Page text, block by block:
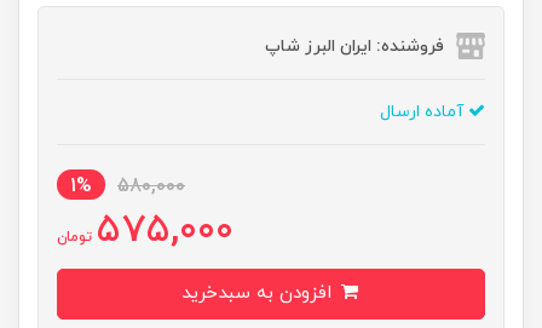
فروشنده: ایران البرز شاپ
آماده ارسال
580,000
1%
575,000 تومان